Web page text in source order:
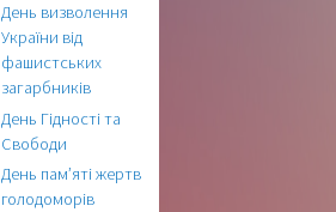
День визволення
України від
фашистських
загарбників
День Гідності та
Свободи
День пам’яті жертв
голодоморів